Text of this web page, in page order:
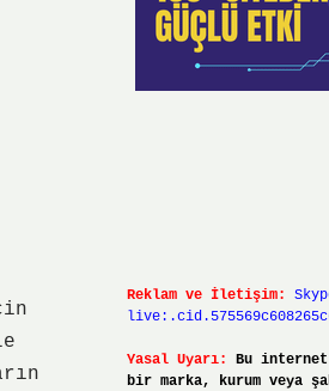
Reklam ve İletişim:
Yasal Uyarı:
Bu
bir marka, kurum veya